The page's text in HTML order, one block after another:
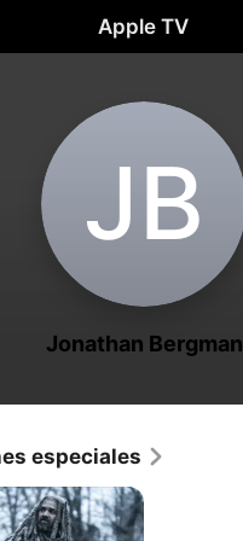
Apple TV
J‌B
Jonathan Bergman
especiales